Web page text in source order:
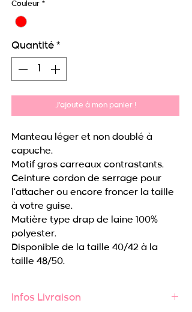
Couleur *
Quantité *
J'ajoute à mon panier !
Manteau léger et non doublé à
capuche.
Motif gros carreaux contrastants.
Ceinture cordon de serrage pour
l'attacher ou encore froncer la taille
à votre guise.
Matière type drap de laine 100%
polyester.
Disponible de la taille 40/42 à la
taille 48/50.
Infos Livraison